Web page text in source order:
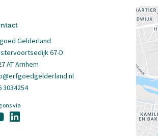
Gelderland
67-D
AT Arnhem
3034254
ons via